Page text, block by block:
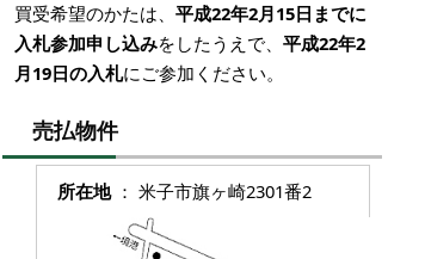
買受希望のかたは、 平成22年2月15日までに
入札参加申し込みをしたうえで、 平成22年2
月19日の入札にご参加ください。
売払物件
所在地： 米子市旗ヶ崎2301番2